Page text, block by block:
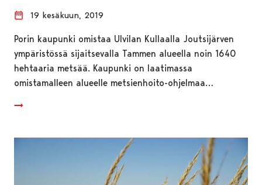
19 kesäkuun, 2019
Porin kaupunki omistaa Ulvilan Kullaalla Joutsijärven
ympäristössä sijaitsevalla Tammen alueella noin 1640
hehtaaria metsää. Kaupunki on laatimassa
omistamalleen alueelle metsienhoito-ohjelmaa…